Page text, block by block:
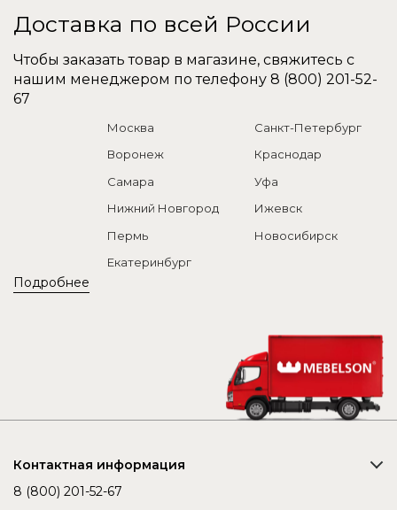
Доставка по всей России
Чтобы заказать товар в магазине, свяжитесь с
нашим менеджером по телефону 8 (800) 201-52-
67
Подробнее
Москва
Санкт-Петербург
Воронеж
Краснодар
Самара
Уфа
Нижний Новгород
Ижевск
Пермь
Новосибирск
Екатеринбург
Контактная информация
8 (800) 201-52-67